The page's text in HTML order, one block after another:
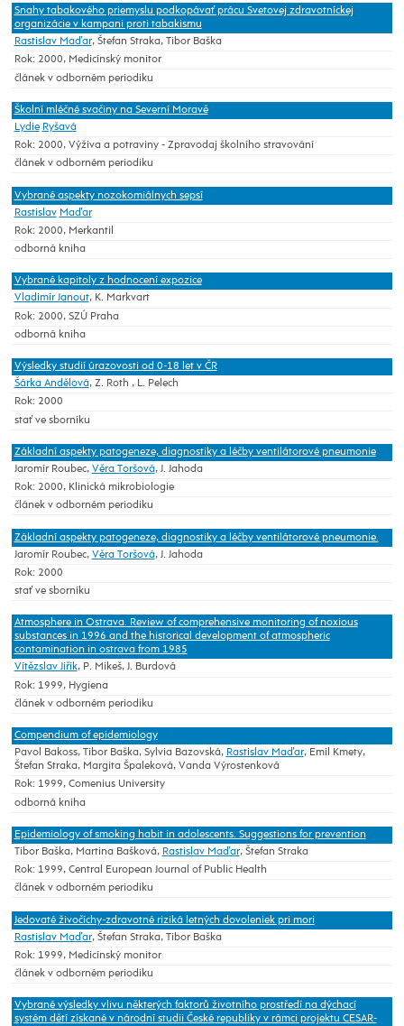
Snahy tabakového priemyslu podkopávať prácu Svetovej zdravotníckej
organizácie v kampani proti tabakismu
Rastislav Maďar, Štefan Straka, Tibor Baška
Rok: 2000, Medicínský monitor
článek v odborném periodiku
Školní mléčné svačiny na Severní Moravě
Lydie Ryšavá
Rok: 2000, Výživa a potraviny - Zpravodaj školního stravování
článek v odborném periodiku
Vybrané aspekty nozokomiálnych sepsí
Rastislav Maďar
Rok: 2000, Merkantil
odborná kniha
Vybrané kapitoly z hodnocení expozice
Vladimír Janout, K. Markvart
Rok: 2000, SZÚ Praha
odborná kniha
Výsledky studií úrazovosti od 0-18 let v ČR
Šárka Andělová, Z. Roth , L. Pelech
Rok: 2000
stať ve sborníku
Základní aspekty patogeneze, diagnostiky a léčby ventilátorové pneumonie
Jaromír Roubec, Věra Toršová, J. Jahoda
Rok: 2000, Klinická mikrobiologie
článek v odborném periodiku
Základní aspekty patogeneze, diagnostiky a léčby ventilátorové pneumonie.
Jaromír Roubec, Věra Toršová, J. Jahoda
Rok: 2000
stať ve sborníku
Atmosphere in Ostrava. Review of comprehensive monitoring of noxious
substances in 1996 and the historical development of atmospheric
contamination in ostrava from 1985
Vítězslav Jiřík, P. Mikeš, J. Burdová
Rok: 1999, Hygiena
článek v odborném periodiku
Compendium of epidemiology
Pavol Bakoss, Tibor Baška, Sylvia Bazovská, Rastislav Maďar, Emil Kmety,
Štefan Straka, Margita Špaleková, Vanda Výrostenková
Rok: 1999, Comenius University
odborná kniha
Epidemiology of smoking habit in adolescents. Suggestions for prevention
Tibor Baška, Martina Bašková, Rastislav Maďar, Štefan Straka
Rok: 1999, Central European Journal of Public Health
článek v odborném periodiku
Jedovaté živočíchy-zdravotné riziká letných dovoleniek pri mori
Rastislav Maďar, Štefan Straka, Tibor Baška
Rok: 1999, Medicínský monitor
článek v odborném periodiku
Vybrané výsledky vlivu některých faktorů životního prostředí na dýchací
systém dětí získané v národní studii České republiky v rámci projektu CESAR-